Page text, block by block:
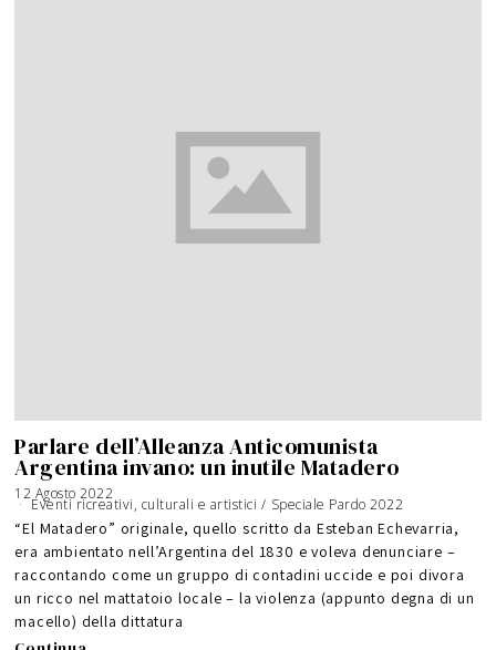
Parlare dell’Alleanza Anticomunista
Argentina invano: un inutile Matadero
12 Agosto 2022
Eventi ricreativi, culturali e artistici / Speciale Pardo 2022
“El Matadero” originale, quello scritto da Esteban Echevarria,
era ambientato nell’Argentina del 1830 e voleva denunciare –
raccontando come un gruppo di contadini uccide e poi divora
un ricco nel mattatoio locale – la violenza (appunto degna di un
macello) della dittatura